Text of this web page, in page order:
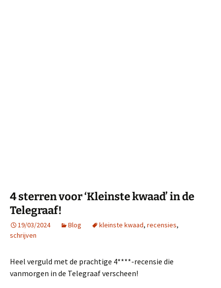
4 sterren voor ‘Kleinste kwaad’ in de
Telegraaf!
19/03/2024 Blog kleinste kwaad, recensies,
schrijven
Heel verguld met de prachtige 4****-recensie die
vanmorgen in de Telegraaf verscheen!